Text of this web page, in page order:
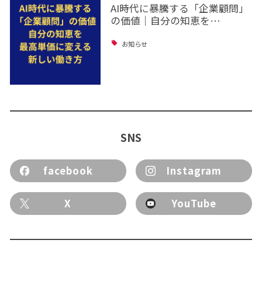
AI時代に暴騰する「企業顧問」
の価値｜自分の知恵を…
お知らせ
SNS
facebook Instagram
X YouTube